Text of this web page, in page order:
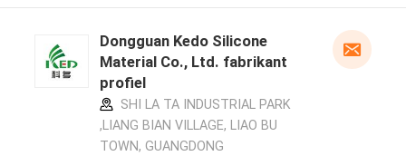
Dongguan Kedo Silicone
Material Co., Ltd. fabrikant
profiel
SHI LA TA INDUSTRIAL PARK
,LIANG BIAN VILLAGE, LIAO BU
TOWN, GUANGDONG